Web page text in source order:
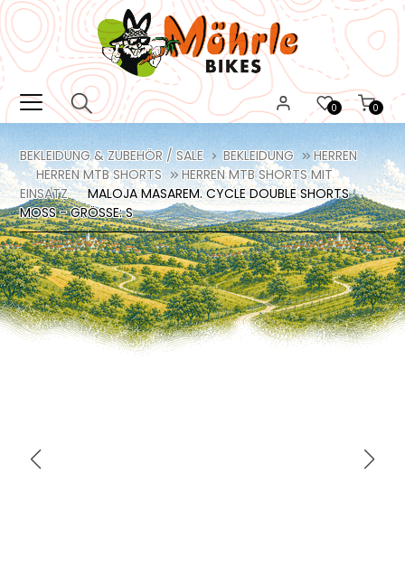
0
0
BEKLEIDUNG & ZUBEHÖR / SALE BEKLEIDUNG
HERREN
HERREN MTB SHORTS
HERREN MTB SHORTS MIT
EINSATZ
MALOJA MASAREM. CYCLE DOUBLE SHORTS
MOSS - GRÖSSE: S